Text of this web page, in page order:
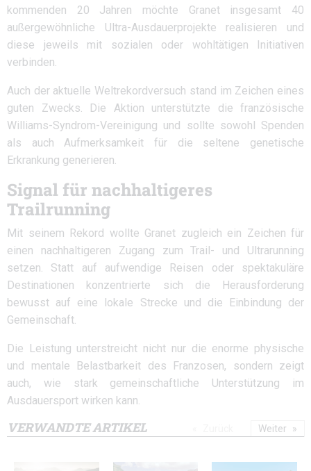
kommenden 20 Jahren möchte Granet insgesamt 40
außergewöhnliche Ultra-Ausdauerprojekte realisieren und
diese jeweils mit sozialen oder wohltätigen Initiativen
verbinden.
Auch der aktuelle Weltrekordversuch stand im Zeichen eines
guten Zwecks. Die Aktion unterstützte die französische
Williams-Syndrom-Vereinigung und sollte sowohl Spenden
als auch Aufmerksamkeit für die seltene genetische
Erkrankung generieren.
Signal für nachhaltigeres
Trailrunning
Mit seinem Rekord wollte Granet zugleich ein Zeichen für
einen nachhaltigeren Zugang zum Trail- und Ultrarunning
setzen. Statt auf aufwendige Reisen oder spektakuläre
Destinationen konzentrierte sich die Herausforderung
bewusst auf eine lokale Strecke und die Einbindung der
Gemeinschaft.
Die Leistung unterstreicht nicht nur die enorme physische
und mentale Belastbarkeit des Franzosen, sondern zeigt
auch, wie stark gemeinschaftliche Unterstützung im
Ausdauersport wirken kann.
VERWANDTE ARTIKEL Weiter